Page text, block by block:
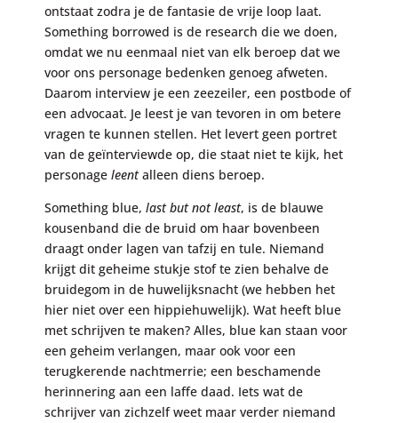
ontstaat zodra je de fantasie de vrije loop laat.
Something borrowed is de research die we doen,
omdat we nu eenmaal niet van elk beroep dat we
voor ons personage bedenken genoeg afweten.
Daarom interview je een zeezeiler, een postbode of
een advocaat. Je leest je van tevoren in om betere
vragen te kunnen stellen. Het levert geen portret
van de geïnterviewde op, die staat niet te kijk, het
personageleentalleen diens beroep.
Something blue,last but not least, is de blauwe
kousenband die de bruid om haar bovenbeen
draagt onder lagen van tafzij en tule. Niemand
krijgt dit geheime stukje stof te zien behalve de
bruidegom in de huwelijksnacht (we hebben het
hier niet over een hippiehuwelijk). Wat heeft blue
met schrijven te maken? Alles, blue kan staan voor
een geheim verlangen, maar ook voor een
terugkerende nachtmerrie; een beschamende
herinnering aan een laffe daad. Iets wat de
schrijver van zichzelf weet maar verder niemand